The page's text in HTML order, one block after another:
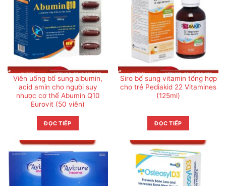
Viên uống bổ sung albumin,
acid amin cho người suy
nhược cơ thể Abumin Q10
Eurovit (50 viên)
ĐỌC TIẾP
Siro bổ sung vitamin tổng hợp
cho trẻ Pediakid 22 Vitamines
(125ml)
ĐỌC TIẾP